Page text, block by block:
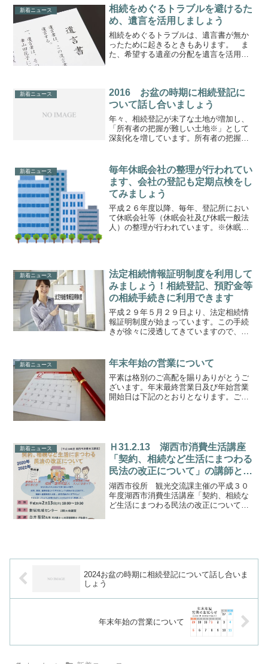
新着ニュース
相続をめぐるトラブルを避けるた
め、遺言を活用しましょう
相続をめぐるトラブルは、遺言書が無か
ったために起きるときもあります。 ま
た、希望する遺産の分配を遺言を活用す
その兄弟も何人か亡くなっている...
新着ニュース
2016 お盆の時期に相続登記に
ついて話し合いましょう
年々、相続登記が未了な土地が増加し、
「所有者の把握が難しい土地※」として
深刻化を増しています。所有者の把握が
ど様々な土地政策の面で問題を生じるお
それがあります。平成２４...
新着ニュース
毎年休眠会社の整理が行われてい
ます、会社の登記も定期点検をし
てみましょう
平成２６年度以降、毎年、登記所におい
て休眠会社等（休眠会社及び休眠一般法
人）の整理が行われています。※休眠会
新着ニュース
法定相続情報証明制度を利用して
みましょう！相続登記、預貯金等
の相続手続きに利用できます
平成２９年５月２９日より、法定相続情
報証明制度が始まっています。この手続
きが徐々に浸透してきていますので、ご
の登記、預貯金など各窓口が異なります
が、その度に戸籍謄本を提...
新着ニュース 年末年始の営業について
平素は格別のご高配を賜りありがとうご
ざいます。年末最終営業日及び年始営業
開始日は下記のとおりとなります。ご了
新着ニュース
Ｈ31.2.13 湖西市消費生活講座
「契約、相続など生活にまつわる
民法の改正について」の講師とな
ります
湖西市役所 観光交流課主催の平成３０
年度湖西市消費生活講座「契約、相続な
ど生活にまつわる民法の改正について」
2024お盆の時期に相続登記について話し合いま
しょう
年末年始の営業について